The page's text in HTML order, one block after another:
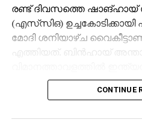
രണ്ട് ദിവസത്തെ
(എസ്‌സി‌ഒ) ഉച്ചകോടിക്കായി
മോദി ശനിയാഴ്ച
എത്തിയത്. ബിൻഹായ്
നരേന്ദ്രമോദിയ്ക്ക് ഊഷ്മള
ലെ ഗാൽവാൻ താഴ്‌വരയിലെ
CONTINUE